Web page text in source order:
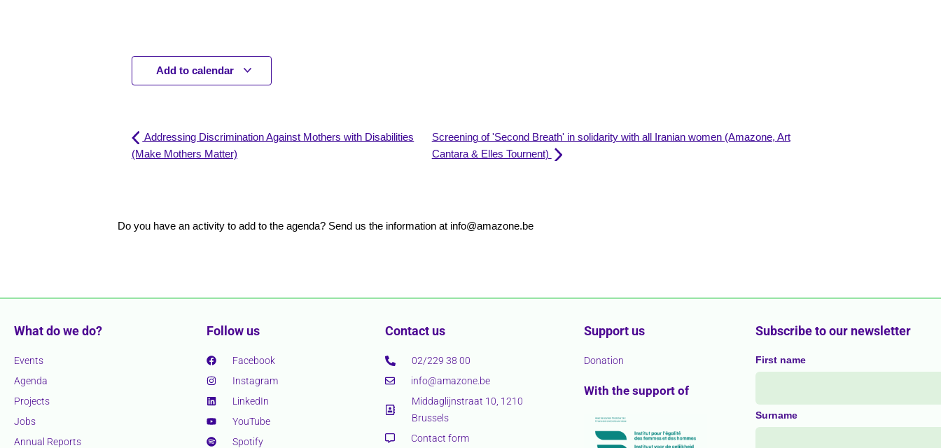
Add to calendar
Addressing Discrimination Against Mothers with Disabilities
(Make Mothers Matter)
Screening of 'Second Breath' in solidarity with all Iranian women (Amazone, Art
Cantara & Elles Tournent)
Do you have an activity to add to the agenda? Send us the information at info@amazone.be
What do we do?
Events
Agenda
Projects
Jobs
Annual Reports
Follow us
Facebook
Instagram
LinkedIn
YouTube
Spotify
Contact us
02/229 38 00
info@amazone.be
Middaglijnstraat 10, 1210
Brussels
Contact form
Support us
Donation
With the support of
Subscribe to our newsletter
First name
Surname